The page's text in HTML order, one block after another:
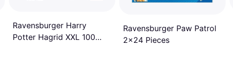
Ravensburger Harry
Potter Hagrid XXL 100
Ravensburger Paw Patrol
2x24 Pieces